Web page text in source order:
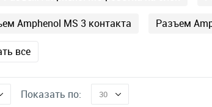
Amphenol MS 3 контакта Разъем
все
Показать по: 30